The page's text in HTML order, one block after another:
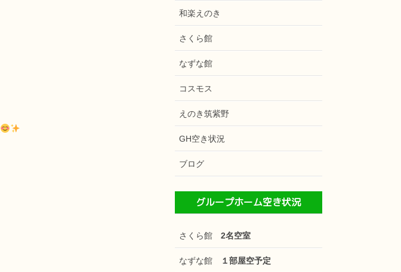
和楽えのき
さくら館
なずな館
コスモス
えのき筑紫野
GH空き状況
ブログ
グループホーム空き状況
さくら館 2名空室
なずな館 １部屋空予定